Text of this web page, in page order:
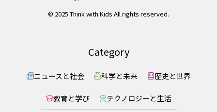
© 2025 Think with Kids All rights reserved.
Category
ニュースと社会 科学と未来 歴史と世界
教育と学び テクノロジーと生活